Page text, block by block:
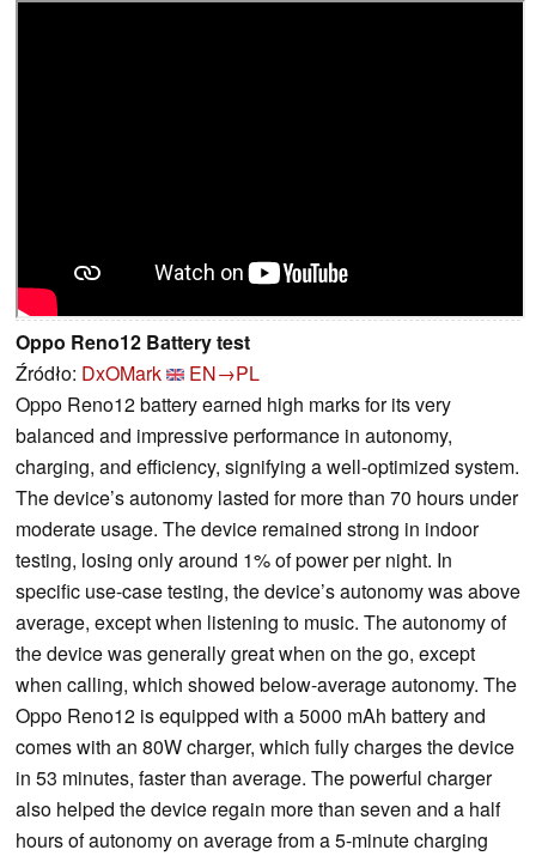
Oppo Reno12 Battery test
Źródło: DxOMark
EN→PL
Oppo Reno12 battery earned high marks for its very
balanced and impressive performance in autonomy,
charging, and efficiency, signifying a well-optimized system.
The device’s autonomy lasted for more than 70 hours under
moderate usage. The device remained strong in indoor
testing, losing only around 1% of power per night. In
specific use-case testing, the device’s autonomy was above
average, except when listening to music. The autonomy of
the device was generally great when on the go, except
when calling, which showed below-average autonomy. The
Oppo Reno12 is equipped with a 5000 mAh battery and
comes with an 80W charger, which fully charges the device
in 53 minutes, faster than average. The powerful charger
also helped the device regain more than seven and a half
hours of autonomy on average from a 5-minute charging